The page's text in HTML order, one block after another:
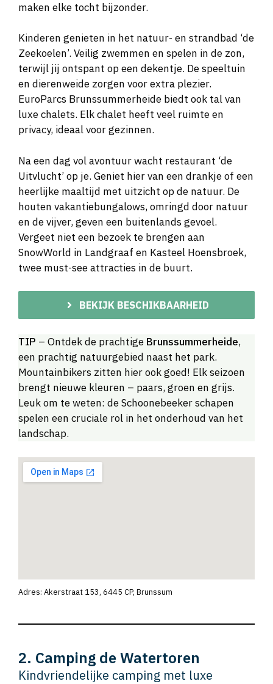
maken elke tocht bijzonder.
Kinderen genieten in het natuur- en strandbad ‘de
Zeekoelen’. Veilig zwemmen en spelen in de zon,
terwijl jij ontspant op een dekentje. De speeltuin
en dierenweide zorgen voor extra plezier.
EuroParcs Brunssummerheide biedt ook tal van
luxe chalets. Elk chalet heeft veel ruimte en
privacy, ideaal voor gezinnen.
Na een dag vol avontuur wacht restaurant ‘de
Uitvlucht’ op je. Geniet hier van een drankje of een
heerlijke maaltijd met uitzicht op de natuur. De
houten vakantiebungalows, omringd door natuur
en de vijver, geven een buitenlands gevoel.
Vergeet niet een bezoek te brengen aan
SnowWorld in Landgraaf en Kasteel Hoensbroek,
twee must-see attracties in de buurt.
BEKIJK BESCHIKBAARHEID
TIP – Ontdek de prachtige Brunssummerheide,
een prachtig natuurgebied naast het park.
Mountainbikers zitten hier ook goed! Elk seizoen
brengt nieuwe kleuren – paars, groen en grijs.
Leuk om te weten: de Schoonebeeker schapen
spelen een cruciale rol in het onderhoud van het
landschap.
Adres: Akerstraat 153, 6445 CP, Brunssum
2. Camping de Watertoren
Kindvriendelijke camping met luxe